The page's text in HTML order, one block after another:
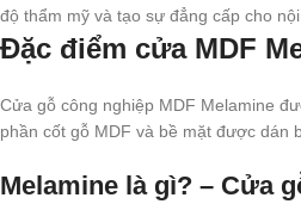
độ thẩm mỹ và tạo sự đẳng cấp cho
Đặc điểm cửa MDF
Cửa gỗ công nghiệp MDF Melamine
phần cốt gỗ MDF và bề mặt được dán
Melamine là gì? – Cửa